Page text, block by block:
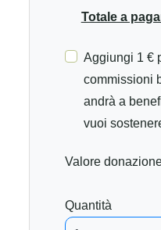
Totale a
Aggiungi 1 €
commissioni
andrà a
vuoi
Valore
Quantità